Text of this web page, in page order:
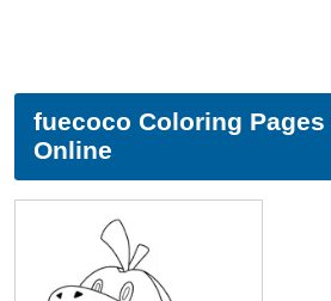
fuecoco Coloring
Online